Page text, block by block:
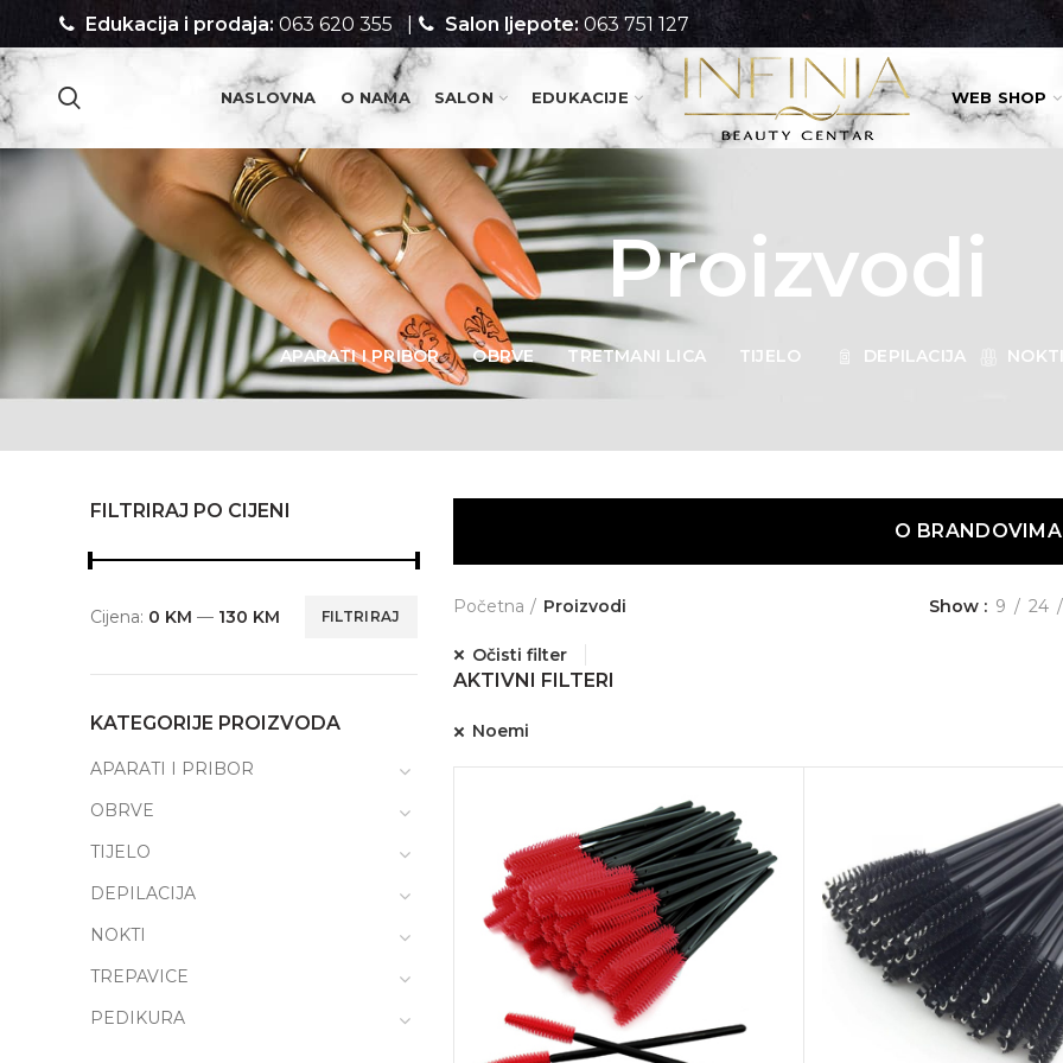
Edukacija i prodaja: 063 620 355 | Salon ljepote: 063 751 127
NASLOVNA O NAMA SALON EDUKACIJE WEB SHOP
Proizvodi
APARATI I PRIBOR OBRVE TRETMANI LICA TIJELO DEPILACIJA
O BRANDOVIMA
Početna Proizvodi Show 9 24
Očisti filter
AKTIVNI FILTERI
Noemi
FILTRIRAJ PO CIJENI
FILTRIRAJ
Cijena: 0 KM — 130 KM
KATEGORIJE PROIZVODA
APARATI I PRIBOR
OBRVE
TIJELO
DEPILACIJA
NOKTI
TREPAVICE
PEDIKURA